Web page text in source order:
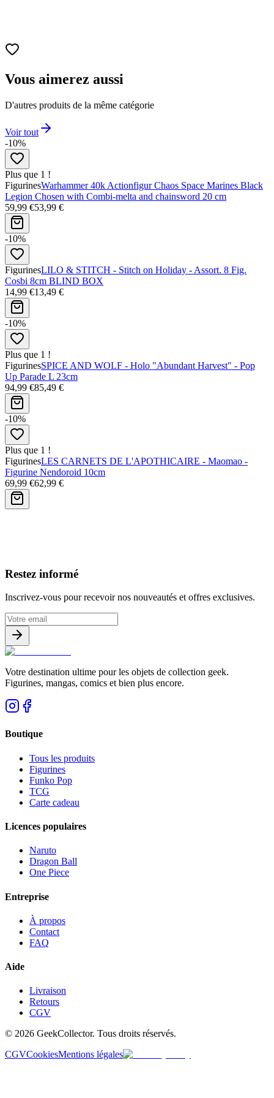
Vous aimerez aussi
D'autres produits de la même catégorie
Voir tout
-10%
Plus que 1 !
FigurinesWarhammer 40k Actionfigur Chaos Space Marines Black
Legion Chosen with Combi-melta and chainsword 20 cm
59,99 €53,99 €
-10%
FigurinesLILO & STITCH - Stitch on Holiday - Assort. 8 Fig.
Cosbi 8cm BLIND BOX
14,99 €13,49 €
-10%
Plus que 1 !
FigurinesSPICE AND WOLF - Holo "Abundant Harvest" - Pop
Up Parade L 23cm
94,99 €85,49 €
-10%
Plus que 1 !
FigurinesLES CARNETS DE L'APOTHICAIRE - Maomao -
Figurine Nendoroid 10cm
69,99 €62,99 €
Restez informé
Inscrivez-vous pour recevoir nos nouveautés et offres exclusives.
Votre destination ultime pour les objets de collection geek.
Figurines, mangas, comics et bien plus encore.
Boutique
Tous les produits
Figurines
Funko Pop
TCG
Carte cadeau
Licences populaires
Naruto
Dragon Ball
One Piece
Entreprise
À propos
Contact
FAQ
Aide
Livraison
Retours
CGV
© 2026 GeekCollector. Tous droits réservés.
CGVCookiesMentions légales